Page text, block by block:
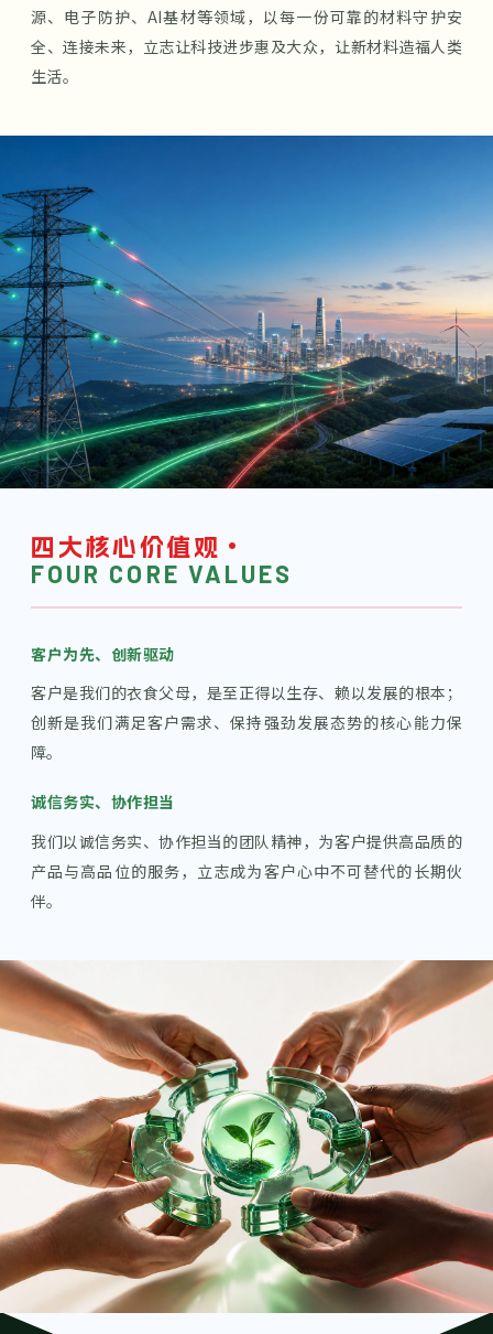
源、电子防护、AI基材等领域，以每一份可靠的材料守护安
全、连接未来，立志让科技进步惠及大众，让新材料造福人类
生活。
四大核心价值观 ·
FOUR CORE VALUES
客户为先、创新驱动
客户是我们的衣食父母，是至正得以生存、赖以发展的根本；
创新是我们满足客户需求、保持强劲发展态势的核心能力保
障。
诚信务实、协作担当
我们以诚信务实、协作担当的团队精神，为客户提供高品质的
产品与高品位的服务，立志成为客户心中不可替代的长期伙
伴。